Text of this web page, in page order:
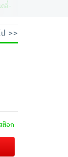
เดลี่-ไบรท์ แพ็กรวม (ฝอย
>>
ต๊อก